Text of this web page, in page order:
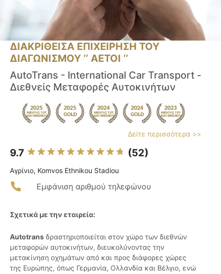
ΔΙΑΚΡΙΘΕΙΣΑ ΕΠΙΧΕΙΡΗΣΗ ΤΟΥ
ΔΙΑΓΩΝΙΣΜΟΥ ‘’ ΑΕΤΟΙ ‘’
AutoTrans - International Car Transport -
Διεθνείς Μεταφορές Αυτοκινήτων
Δείτε περισσότερα >>
9.7 (52)
Αγρίνιο, Komvos Ethnikou Stadiou
Εμφάνιση αριθμού τηλεφώνου
Σχετικά με την εταιρεία:
Autotrans δραστηριοποιείται στον χώρο των διεθνών
μεταφορών αυτοκινήτων, διευκολύνοντας την
μετακίνηση οχημάτων από και προς διάφορες χώρες
της Ευρώπης, όπως Γερμανία, Ολλανδία και Βέλγιο, ενώ